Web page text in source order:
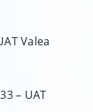
Valea
– UAT